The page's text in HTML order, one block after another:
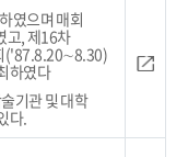
였으며 매회
고, 제16차
('87.8.20∼8.30)
하였다
기관 및 대학
다.